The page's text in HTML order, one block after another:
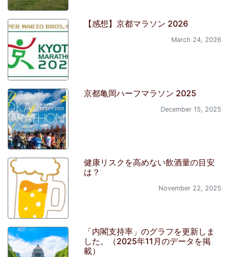
【感想】京都マラソン 2026
March 24, 2026
京都亀岡ハーフマラソン 2025
December 15, 2025
健康リスクを高めない飲酒量の目安
は？
November 22, 2025
「内閣支持率」のグラフを更新しま
した。（2025年11月のデータを掲
載）